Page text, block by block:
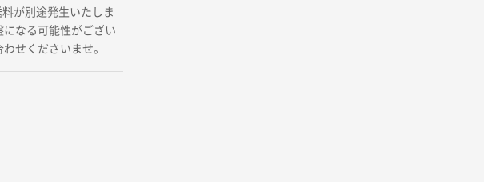
が別途発生いたしま
なる可能性がござい
せくださいませ。